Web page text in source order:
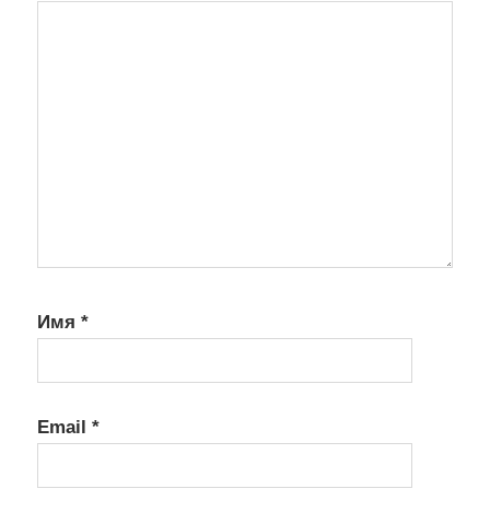
Имя *
Email *